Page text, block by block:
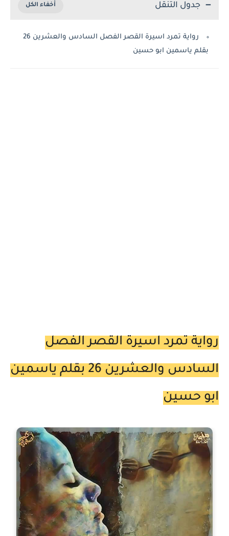
جدول التنقل
رواية تمرد اسيرة القصر الفصل السادس والعشرين 26
بقلم ياسمين ابو حسين
رواية تمرد اسيرة القصر الفصل
السادس والعشرين 26 بقلم ياسمين
ابو حسين